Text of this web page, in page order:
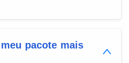
pacote mais